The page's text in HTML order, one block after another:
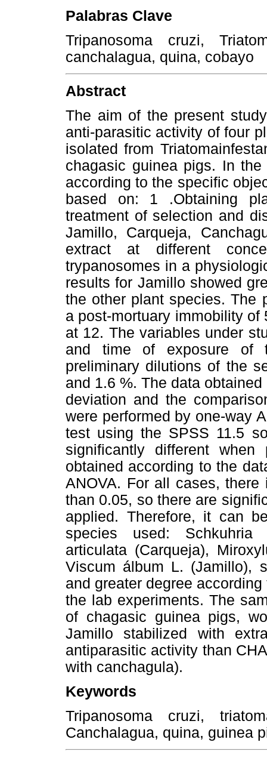
Palabras Clave
Tripanosoma cruzi,
canchalagua, quina, cobayo
Abstract
The aim of the present
anti-parasitic activity of four
isolated from
chagasic guinea pigs. In
according to the specific
based on: 1 .Obtaining
treatment of selection and
Jamillo, Carqueja,
extract at different
trypanosomes in a
results for Jamillo showed
the other plant species. The
a post-mortuary immobility
at 12. The variables under
and time of exposure of
preliminary dilutions of the
and 1.6 %. The data
deviation and the
were performed by one-way
test using the SPSS 11.5
significantly different
obtained according to the
ANOVA. For all cases,
than 0.05, so there are
applied. Therefore, it can
species used: Schkuhria
articulata (Carqueja),
Viscum álbum L. (Jamillo),
and greater degree
the lab experiments. The
of chagasic guinea pigs,
Jamillo stabilized with
antiparasitic activity than
with canchagula).
Keywords
Tripanosoma cruzi,
Canchalagua, quina, guinea